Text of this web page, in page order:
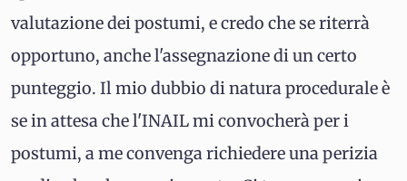
valutazione dei postumi, e credo che se riterrà
opportuno, anche l'assegnazione di un certo
punteggio. Il mio dubbio di natura procedurale è
se in attesa che l'INAIL mi convocherà per i
postumi, a me convenga richiedere una perizia